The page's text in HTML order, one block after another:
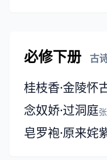
必修下册 古
桂枝香·金陵怀
念奴娇·过洞庭
皂罗袍·原来姹